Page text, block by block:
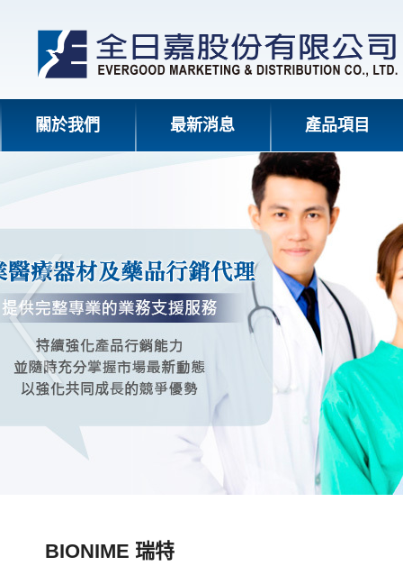
關於我們 最新消息 產品項目
BIONIME 瑞特